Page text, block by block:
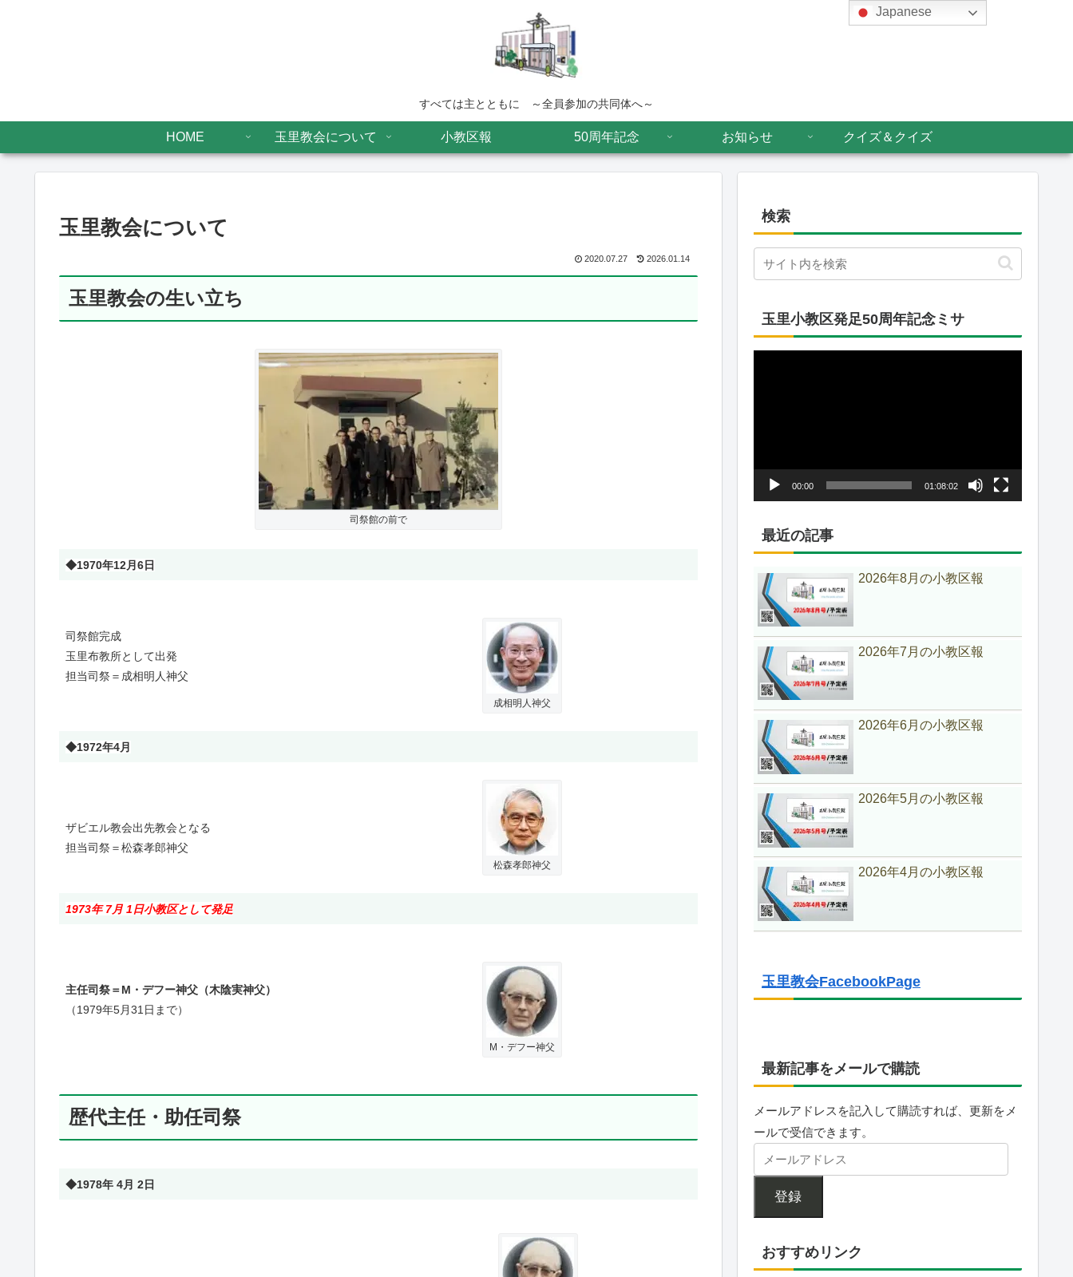
すべては主とともに ～全員参加の共同体へ～
HOME 玉里教会について 小教区報 50周年記念 お知らせ クイズ＆クイズ
玉里教会について
2020.07.27 2026.01.14
玉里教会の生い立ち
司祭館の前で
◆1970年12月6日
司祭館完成
玉里布教所として出発
担当司祭＝成相明人神父
成相明人神父
◆1972年4月
ザビエル教会出先教会となる
担当司祭＝松森孝郎神父
松森孝郎神父
1973年 7月 1日小教区として発足
主任司祭＝M・デフー神父（木陰実神父）
（1979年5月31日まで）
M・デフー神父
歴代主任・助任司祭
◆1978年 4月 2日
検索
玉里小教区発足50周年記念ミサ
ヤ
00:00 01:08:02
最近の記事
2026年8月の小教区報
2026年7月の小教区報
2026年6月の小教区報
2026年5月の小教区報
2026年4月の小教区報
玉里教会FacebookPage
最新記事をメールで購読
メールアドレスを記入して購読すれば、更新をメ
ールで受信できます。
登録
おすすめリンク
Japanese